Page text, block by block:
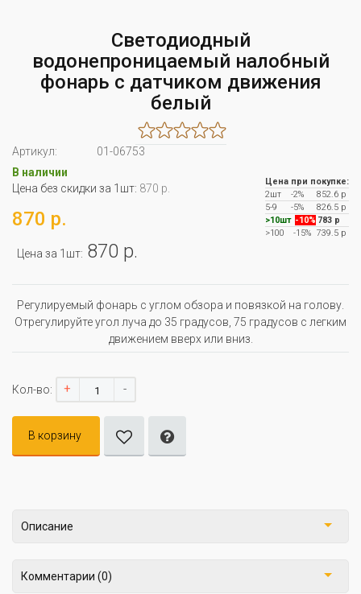
Светодиодный
водонепроницаемый налобный
фонарь с датчиком движения
белый
Артикул:
01-06753
В наличии
Цена без скидки за 1шт: 870 р.
870 р.
Цена за 1шт: 870 р.
Цена при покупке:
2шт
-2%
852.6 р
5-9
-5%
826.5 р
>10шт -10% 783 р
>100
-15% 739.5 р
Регулируемый фонарь с углом обзора и повязкой на голову.
Отрегулируйте угол луча до 35 градусов, 75 градусов с легким
движением вверх или вниз.
Кол-во: + -
В корзину
Описание
Комментарии (0)